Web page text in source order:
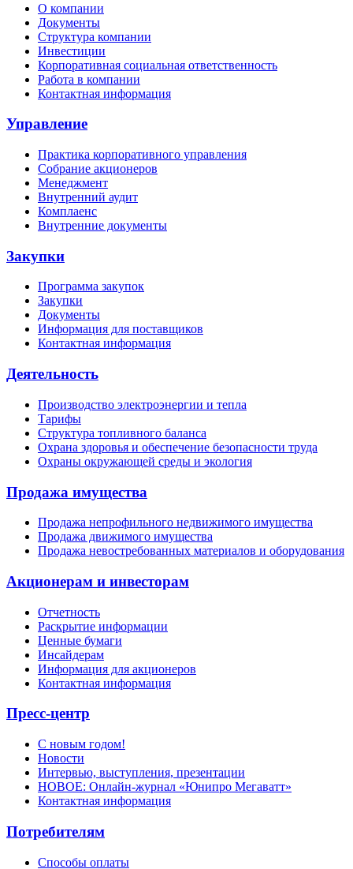
О компании
Документы
Структура компании
Инвестиции
Корпоративная социальная ответственность
Работа в компании
Контактная информация
Управление
Практика корпоративного управления
Собрание акционеров
Менеджмент
Внутренний аудит
Комплаенс
Внутренние документы
Закупки
Программа закупок
Закупки
Документы
Информация для поставщиков
Контактная информация
Деятельность
Производство электроэнергии и тепла
Тарифы
Структура топливного баланса
Охрана здоровья и обеспечение безопасности труда
Охраны окружающей среды и экология
Продажа имущества
Продажа непрофильного недвижимого имущества
Продажа движимого имущества
Продажа невостребованных материалов и оборудования
Акционерам и инвесторам
Отчетность
Раскрытие информации
Ценные бумаги
Инсайдерам
Информация для акционеров
Контактная информация
Пресс-центр
С новым годом!
Новости
Интервью, выступления, презентации
НОВОЕ: Онлайн-журнал «Юнипро Мегаватт»
Контактная информация
Потребителям
Способы оплаты